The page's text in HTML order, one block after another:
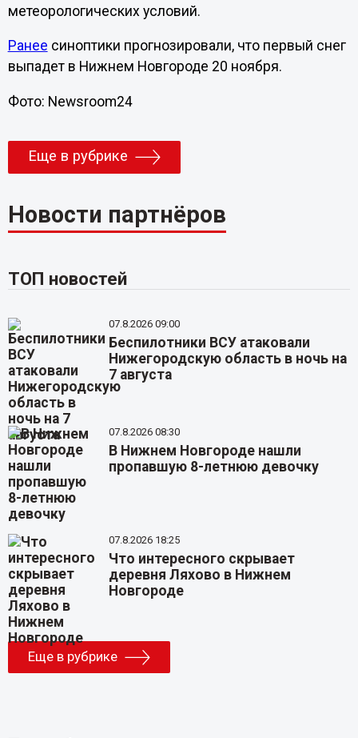
метеорологических условий.
Ранее синоптики прогнозировали, что первый снег
выпадет в Нижнем Новгороде 20 ноября.
Фото: Newsroom24
Еще в рубрике
Новости партнёров
ТОП новостей
07.8.2026 09:00
Беспилотники ВСУ атаковали
Нижегородскую область в ночь на
7 августа
07.8.2026 08:30
В Нижнем Новгороде нашли
пропавшую 8-летнюю девочку
07.8.2026 18:25
Что интересного скрывает
деревня Ляхово в Нижнем
Новгороде
Еще в рубрике